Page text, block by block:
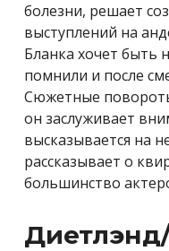
болезни, решает
выступлений на
Бланка хочет быть
помнили и после
Сюжетные
он заслуживает
высказывается на
рассказывает о
большинство